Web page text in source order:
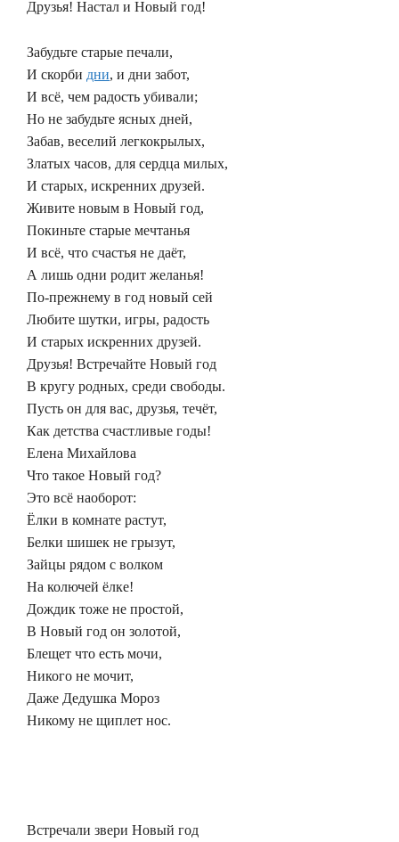
Друзья! Настал и Новый год!
Забудьте старые печали,
И скорби дни, и дни забот,
И всё, чем радость убивали;
Но не забудьте ясных дней,
Забав, веселий легкокрылых,
Златых часов, для сердца милых,
И старых, искренних друзей.
Живите новым в Новый год,
Покиньте старые мечтанья
И всё, что счастья не даёт,
А лишь одни родит желанья!
По-прежнему в год новый сей
Любите шутки, игры, радость
И старых искренних друзей.
Друзья! Встречайте Новый год
В кругу родных, среди свободы.
Пусть он для вас, друзья, течёт,
Как детства счастливые годы!
Елена Михайлова
Что такое Новый год?
Это всё наоборот:
Ёлки в комнате растут,
Белки шишек не грызут,
Зайцы рядом с волком
На колючей ёлке!
Дождик тоже не простой,
В Новый год он золотой,
Блещет что есть мочи,
Никого не мочит,
Даже Дедушка Мороз
Никому не щиплет нос.
Встречали звери Новый год